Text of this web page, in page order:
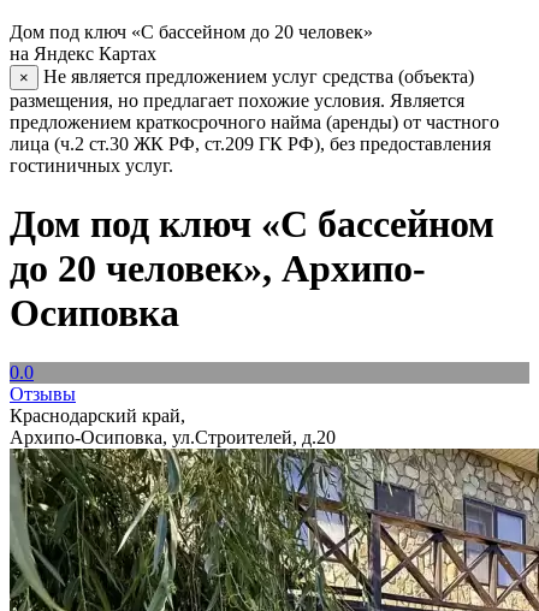
Дом под ключ «С бассейном до 20 человек»
на Яндекс Картах
×
Не является предложением услуг средства (объекта)
размещения, но предлагает похожие условия. Является
предложением краткосрочного найма (аренды) от частного
лица (ч.2 ст.30 ЖК РФ, ст.209 ГК РФ), без предоставления
гостиничных услуг.
Дом под ключ «С бассейном
до 20 человек», Архипо-
Осиповка
0.0
Отзывы
Краснодарский край,
Архипо-Осиповка, ул.Строителей, д.20